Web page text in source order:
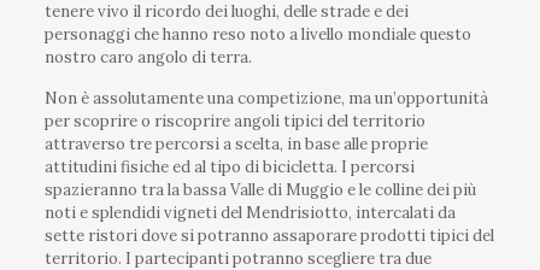
tenere vivo il ricordo dei luoghi, delle strade e dei
personaggi che hanno reso noto a livello mondiale questo
nostro caro angolo di terra.
Non è assolutamente una competizione, ma un’opportunità
per scoprire o riscoprire angoli tipici del territorio
attraverso tre percorsi a scelta, in base alle proprie
attitudini fisiche ed al tipo di bicicletta. I percorsi
spazieranno tra la bassa Valle di Muggio e le colline dei più
noti e splendidi vigneti del Mendrisiotto, intercalati da
sette ristori dove si potranno assaporare prodotti tipici del
territorio. I partecipanti potranno scegliere tra due